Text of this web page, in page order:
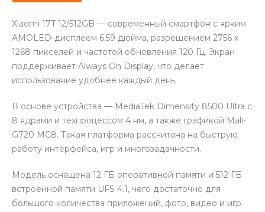
Xiaomi 17T 12/512GB — современный смартфон с ярким
AMOLED-дисплеем 6,59 дюйма, разрешением 2756 x
1268 пикселей и частотой обновления 120 Гц. Экран
поддерживает Always On Display, что делает
использование удобнее каждый день.
В основе устройства — MediaTek Dimensity 8500 Ultra с
8 ядрами и техпроцессом 4 нм, а также графикой Mali-
G720 MC8. Такая платформа рассчитана на быструю
работу интерфейса, игр и многозадачности.
Модель оснащена 12 ГБ оперативной памяти и 512 ГБ
встроенной памяти UFS 4.1, чего достаточно для
большого количества приложений, фото, видео и игр.